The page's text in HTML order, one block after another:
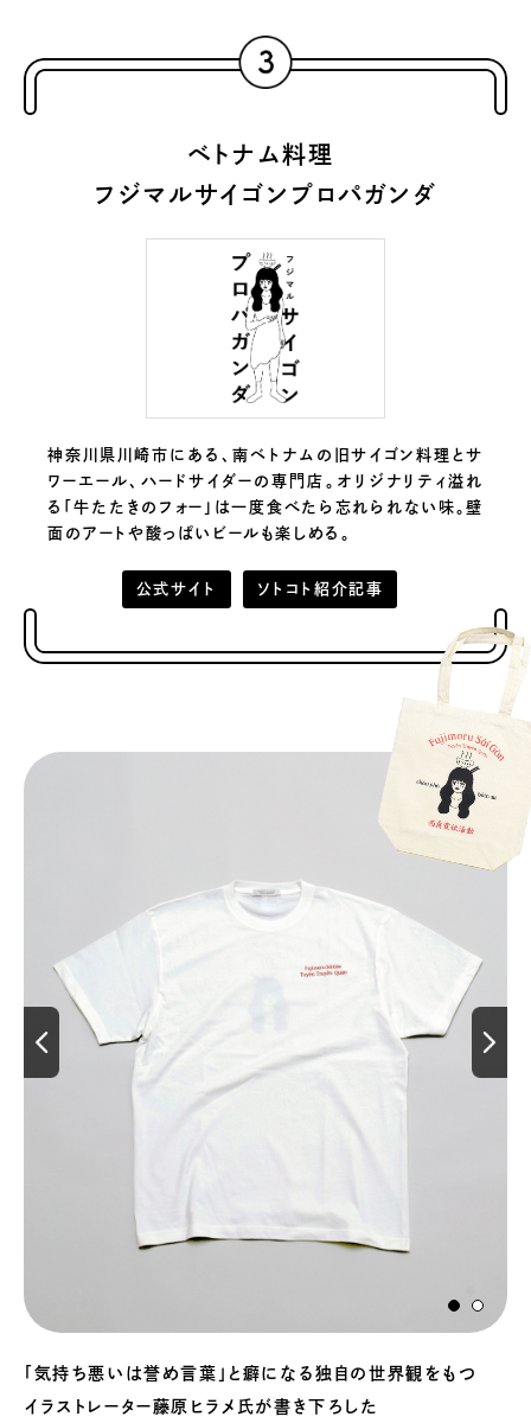
ベトナム料理
フジマルサイゴンプロパガンダ
神奈川県川崎市にある、南ベトナムの旧サイゴン料理とサ
ワーエール、ハードサイダーの専門店。オリジナリティ溢れ
る「牛たたきのフォー」は一度食べたら忘れられない味。壁
面のアートや酸っぱいビールも楽しめる。
公式サイト ソトコト紹介記事
「気持ち悪いは誉め言葉」と癖になる独自の世界観をもつ
イラストレーター藤原ヒラメ氏が書き下ろした